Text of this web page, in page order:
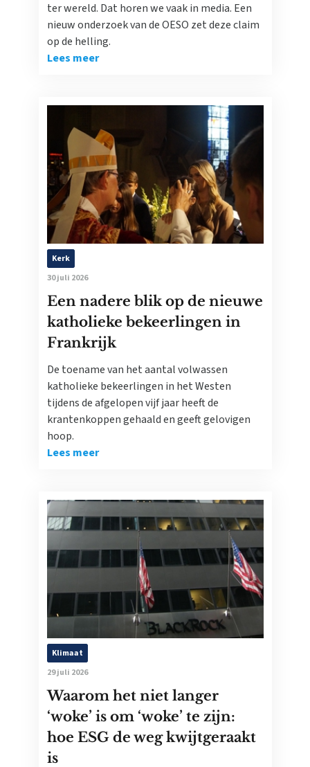
ter wereld. Dat horen we vaak in media. Een
nieuw onderzoek van de OESO zet deze claim
op de helling.
Lees meer
Kerk
30 juli 2026
Een nadere blik op de nieuwe
katholieke bekeerlingen in
Frankrijk
De toename van het aantal volwassen
katholieke bekeerlingen in het Westen
tijdens de afgelopen vijf jaar heeft de
krantenkoppen gehaald en geeft gelovigen
hoop.
Lees meer
Klimaat
29 juli 2026
Waarom het niet langer
‘woke’ is om ‘woke’ te zijn:
hoe ESG de weg kwijtgeraakt
is